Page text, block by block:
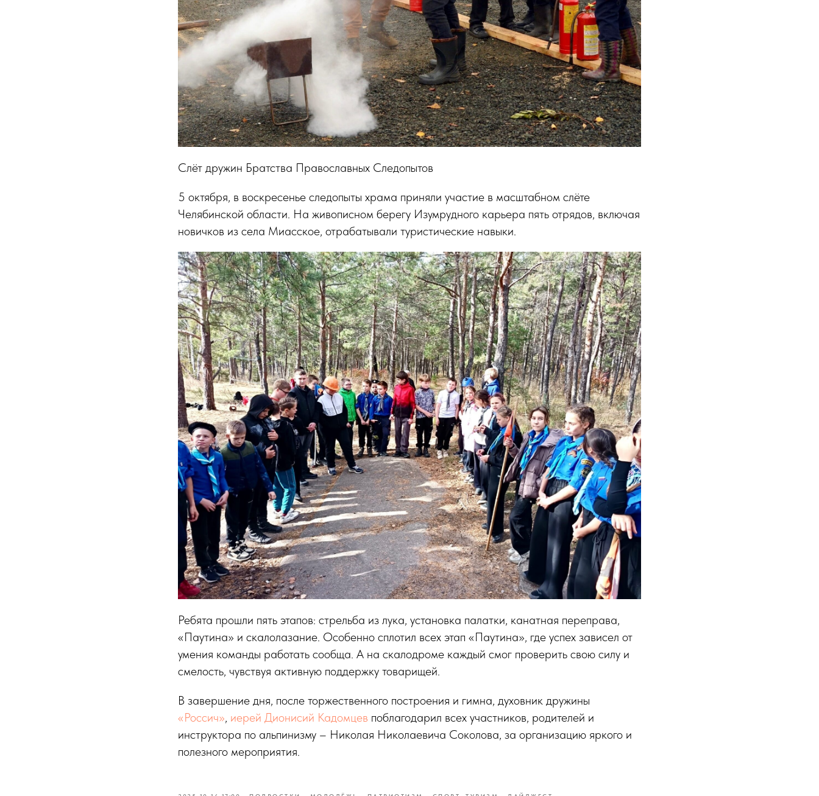
Слёт дружин Братства Православных Следопытов
5 октября, в воскресенье следопыты храма приняли участие в масштабном слёте
Челябинской области. На живописном берегу Изумрудного карьера пять отрядов, включая
новичков из села Миасское, отрабатывали туристические навыки.
Ребята прошли пять этапов: стрельба из лука, установка палатки, канатная переправа,
«Паутина» и скалолазание. Особенно сплотил всех этап «Паутина», где успех зависел от
умения команды работать сообща. А на скалодроме каждый смог проверить свою силу и
смелость, чувствуя активную поддержку товарищей.
В завершение дня, после торжественного построения и гимна, духовник дружины
«Россич», иерей Дионисий Кадомцев поблагодарил всех участников, родителей и
инструктора по альпинизму – Николая Николаевича Соколова, за организацию яркого и
полезного мероприятия.